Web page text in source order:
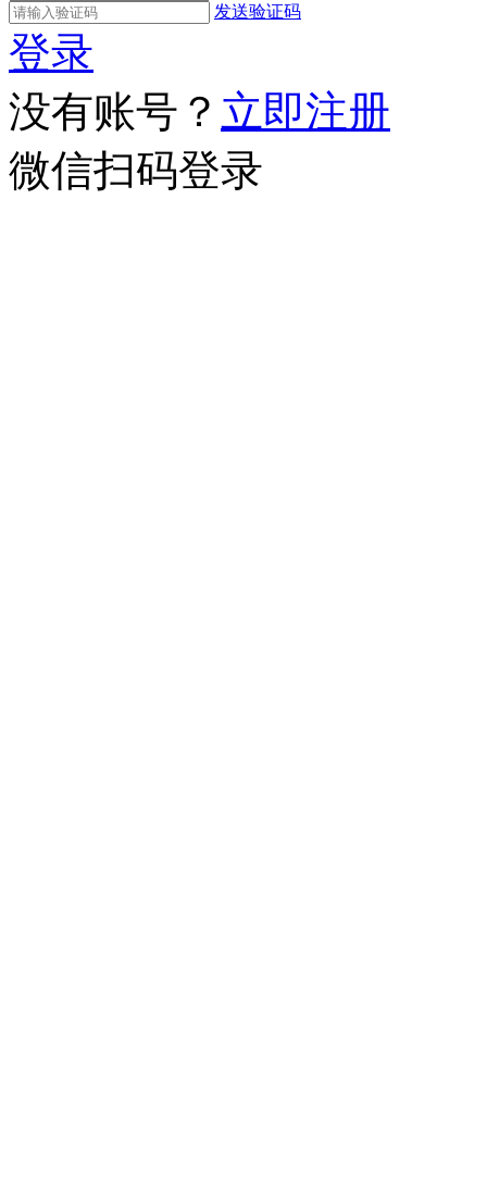
发送验证码
登录
没有账号？ 立即注册
微信扫码登录